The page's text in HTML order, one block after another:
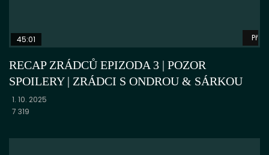
45:01
RECAP ZRÁDCŮ EPIZODA 3 | POZOR
SPOILERY | ZRÁDCI S ONDROU & SÁRKOU
1. 10. 2025
7 319